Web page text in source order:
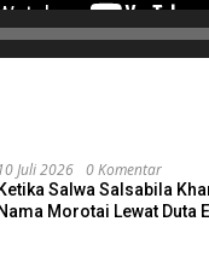
10 Juli 2026 0 Komentar
Ketika Salwa Salsabila
Nama Morotai Lewat Duta